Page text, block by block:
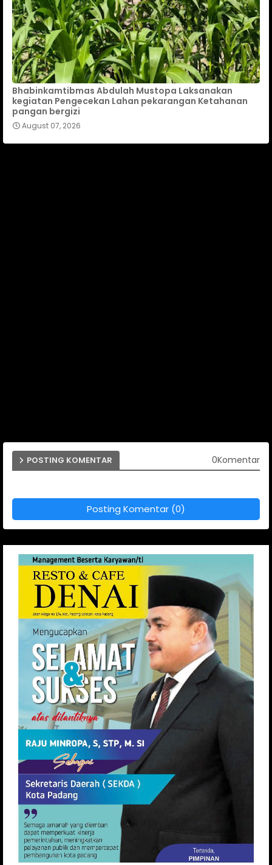
Bhabinkamtibmas Abdulah Mustopa Laksanakan
kegiatan Pengecekan Lahan pekarangan Ketahanan
pangan bergizi
August 07, 2026
POSTING KOMENTAR 0Komentar
Posting Komentar (0)